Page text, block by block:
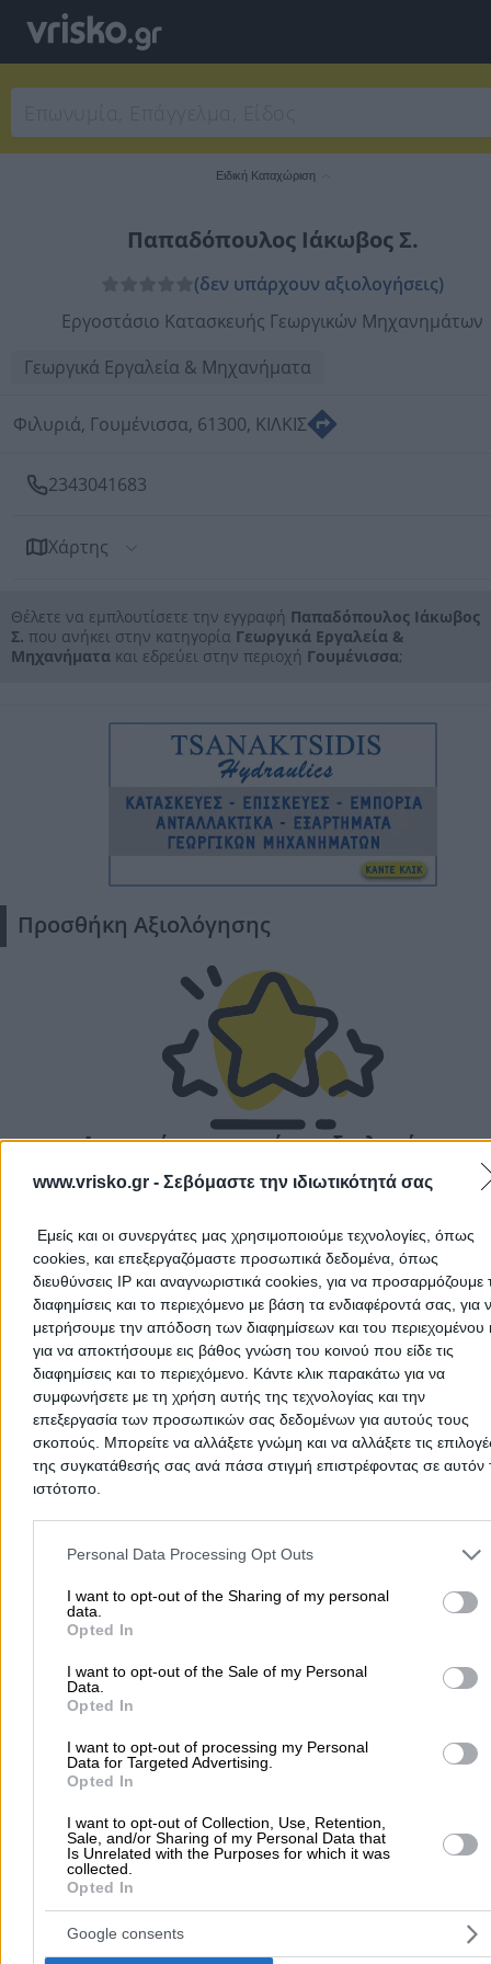
www.vrisko.gr - Σεβόμαστε την ιδιωτικότητά σας
Εμείς και οι συνεργάτες μας χρησιμοποιούμε τεχνολογίες, όπως
cookies, και επεξεργαζόμαστε προσωπικά δεδομένα, όπως
διευθύνσεις IP και αναγνωριστικά cookies, για να προσαρμόζουμε
διαφημίσεις και το περιεχόμενο με βάση τα ενδιαφέροντά σας, για
μετρήσουμε την απόδοση των διαφημίσεων και του περιεχομένου
για να αποκτήσουμε εις βάθος γνώση του κοινού που είδε τις
διαφημίσεις και το περιεχόμενο. Κάντε κλικ παρακάτω για να
συμφωνήσετε με τη χρήση αυτής της τεχνολογίας και την
επεξεργασία των προσωπικών σας δεδομένων για αυτούς τους
σκοπούς. Μπορείτε να αλλάξετε γνώμη και να αλλάξετε τις
της συγκατάθεσής σας ανά πάσα στιγμή επιστρέφοντας σε αυτόν
ιστότοπο.
Please note that this website/app uses one or more Google
and may gather and store information including but not limited to
to Google and its third-party tags to use your data for below
purposes in below Google consent section.
Personal Data Processing Opt Outs
I want to opt-out of the Sharing of my personal
data.
Opted In
I want to opt-out of the Sale of my Personal
Data.
Opted In
I want to opt-out of processing my Personal
Data for Targeted Advertising.
Opted In
I want to opt-out of Collection, Use, Retention,
Sale, and/or Sharing of my Personal Data that
Is Unrelated with the Purposes for which it was
collected.
Opted In
Google consents
Ειδική Καταχώριση
Παπαδόπουλος Ιάκωβος Σ.
(δεν υπάρχουν αξιολογήσεις)
Εργοστάσιο Κατασκευής Γεωργικών Μηχανημάτων
Γεωργικά Εργαλεία & Μηχανήματα
Φιλυριά, Γουμένισσα, 61300, ΚΙΛΚΙΣ
2343041683
Χάρτης
Θέλετε να εμπλουτίσετε την εγγραφή Παπαδόπουλος Ιάκωβος
Σ. που ανήκει στην κατηγορία Γεωργικά Εργαλεία &
Μηχανήματα και εδρεύει στην περιοχή Γουμένισσα;
Προσθήκη Αξιολόγησης
Δεν υπάρχουν ακόμα αξιολογήσεις
Αυτός ο επαγγελματίας δεν έχει λάβει ακόμα καμία
αξιολόγηση. Γίνετε ο πρώτος που θα μοιραστεί την
επιλογή!
Προσθήκη αξιολόγησης
> Νομός ΚΙΛΚΙΣ
Μηχανήματα > Παπαδόπουλος Ιάκωβος Σ.
Μετακομίσεις & Μεταφορές Κλειδιά & Κλειδαριές
Ψυχολόγοι
Παιδικοί Σταθμοί
Συνεργεία Αυτοκινήτων
Υδραυλικοί - Υδραυλικές Εγκαταστάσεις
περισσότερα >>
Τοπική Αναζήτηση